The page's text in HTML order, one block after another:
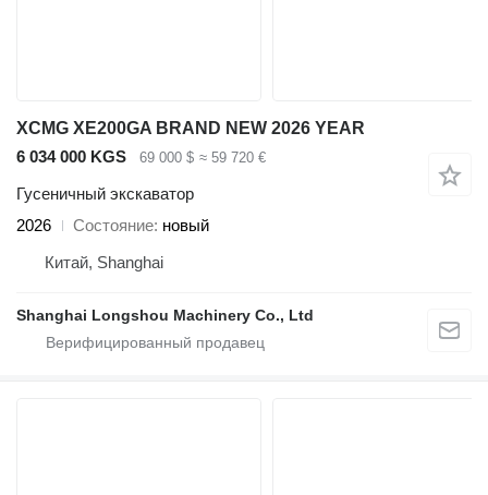
XCMG XE200GA BRAND NEW 2026 YEAR
6 034 000 KGS
69 000 $ ≈ 59 720 €
Гусеничный экскаватор
2026
Состояние новый
Китай, Shanghai
Shanghai Longshou Machinery Co., Ltd